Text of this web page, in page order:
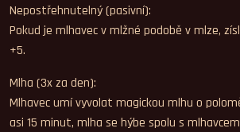
Nepostřehnutelný (pasivní):
Pokud je mlhavec v mlžné podobě v mlze,
+5.
Mlha (3x za den):
Mlhavec umí vyvolat magickou mlhu o
asi 15 minut, mlha se hýbe spolu s